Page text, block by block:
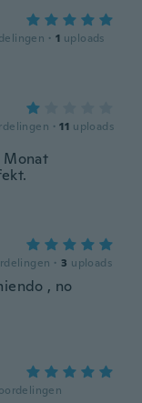
· 1 uploads
· 11 uploads
Monat
· 3 uploads
, no